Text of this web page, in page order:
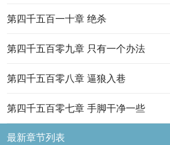
第四千五百一十章 绝杀
第四千五百零九章 只有一个办法
第四千五百零八章 逼狼入巷
第四千五百零七章 手脚干净一些
最新章节列表